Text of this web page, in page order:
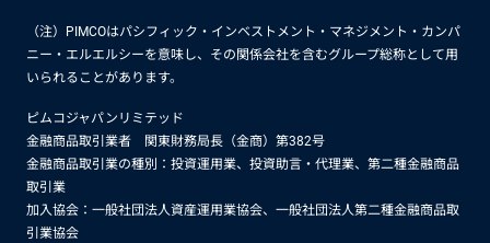
（注）PIMCOはパシフィック・インベストメント・マネジメント・カンパ
ニー・エルエルシーを意味し、その関係会社を含むグループ総称として用
いられることがあります。
ピムコジャパンリミテッド
金融商品取引業者 関東財務局長（金商）第382号
金融商品取引業の種別：投資運用業、投資助言・代理業、第二種金融商品
取引業
加入協会：一般社団法人資産運用業協会、一般社団法人第二種金融商品取
引業協会